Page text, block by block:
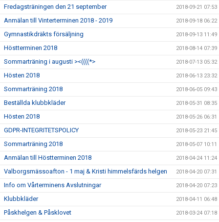
Fredagsträningen den 21 september 2018-09-21 07:53
Anmälan till Vinterterminen 2018 - 2019 2018-09-18 06:22
Gymnastikdräkts försäljning 2018-09-13 11:49
Höstterminen 2018 2018-08-14 07:39
Sommarträning i augusti ><((((*> 2018-07-13 05:32
Hösten 2018 2018-06-13 23:32
Sommarträning 2018 2018-06-05 09:43
Beställda klubbkläder 2018-05-31 08:35
Hösten 2018 2018-05-26 06:31
GDPR-INTEGRITETSPOLICY 2018-05-23 21:45
Sommarträning 2018 2018-05-07 10:11
Anmälan till Höstterminen 2018 2018-04-24 11:24
Valborgsmässoafton - 1 maj & Kristi himmelsfärds helgen 2018-04-20 07:31
Info om Vårterminens Avslutningar 2018-04-20 07:23
Klubbkläder 2018-04-11 06:48
Påskhelgen & Påsklovet 2018-03-24 07:18